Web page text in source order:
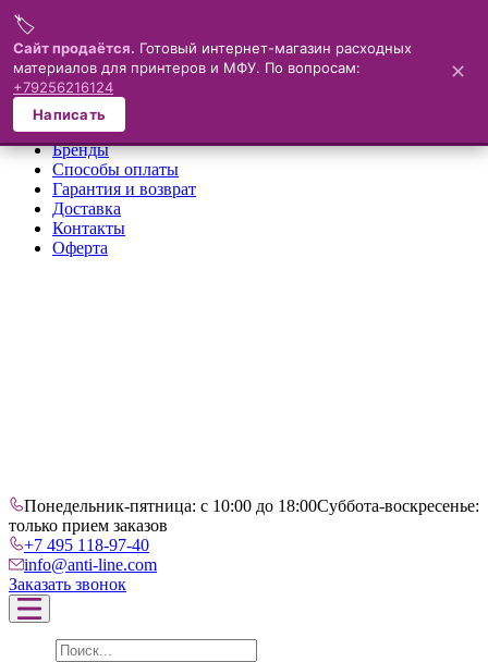
Меню
×
О компании
Каталог
Бренды
Способы оплаты
Гарантия и возврат
Доставка
Контакты
Оферта
Понедельник-пятница: с 10:00 до 18:00Суббота-воскресенье:
только прием заказов
+7 495 118-97-40
info@anti-line.com
Заказать звонок
🏷️
Сайт продаётся. Готовый интернет-магазин расходных
материалов для принтеров и МФУ. По вопросам:
+79256216124
Написать
✕